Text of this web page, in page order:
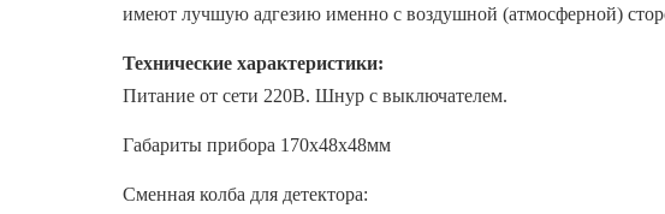
имеют лучшую адгезию именно с воздушной (атмосферной)
Технические характеристики:
Питание от сети 220В. Шнур с выключателем.
Габариты прибора 170х48х48мм
Сменная колба для детектора: